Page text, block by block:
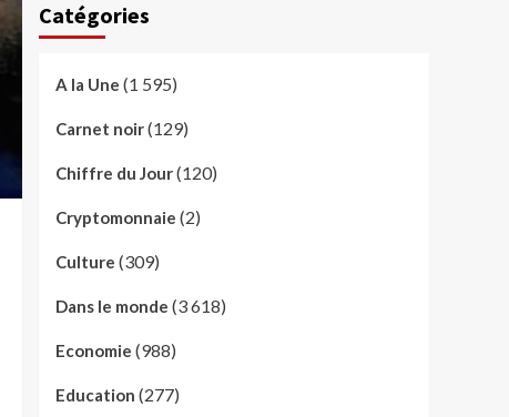
Catégories
A la Une (1 595)
Carnet noir(129)
Chiffre du Jour(120)
Cryptomonnaie (2)
Culture (309)
Dans le monde (3 618)
Economie (988)
Education (277)